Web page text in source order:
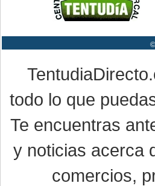
todo lo que
Te encuentras
y noticias acerca
comercios,